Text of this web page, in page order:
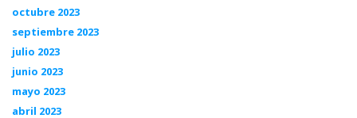
octubre 2023
septiembre 2023
julio 2023
junio 2023
mayo 2023
abril 2023